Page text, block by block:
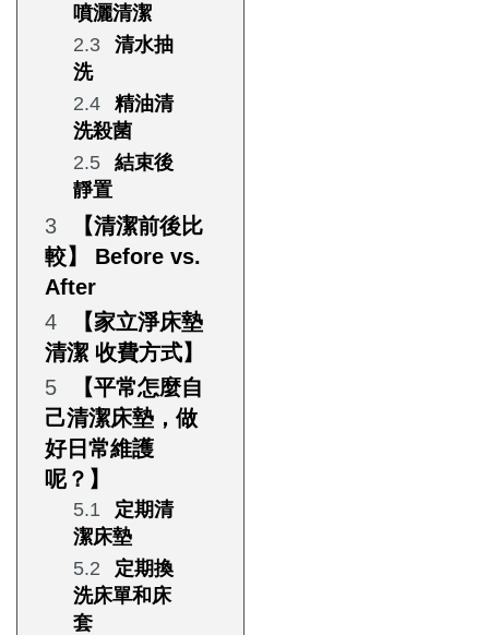
噴灑清潔
清水抽
洗
精油清
洗殺菌
結束後
靜置
【清潔前後比
較】 Before vs.
After
【家立淨床墊
清潔 收費方式】
【平常怎麼自
己清潔床墊，做
好日常維護
呢？】
定期清
潔床墊
定期換
洗床單和床
套